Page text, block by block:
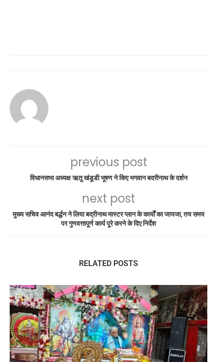
previous post
विधानसभा अध्यक्ष ऋतु खंडूडी भूषण ने किए भगवान बदरीनाथ के दर्शन
next post
मुख्य सचिव आनंद बर्द्धन ने लिया बद्रीनाथ मास्टर प्लान के कार्यों का जायजा, तय समय
पर गुणवत्तापूर्ण कार्य पूरे करने के दिए निर्देश
RELATED POSTS